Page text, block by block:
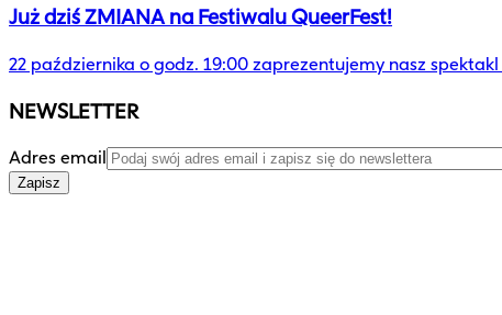
Już dziś ZMIANA na Festiwalu QueerFest!
22 października o godz. 19:00 zaprezentujemy nasz
NEWSLETTER
Adres email
Zapisz